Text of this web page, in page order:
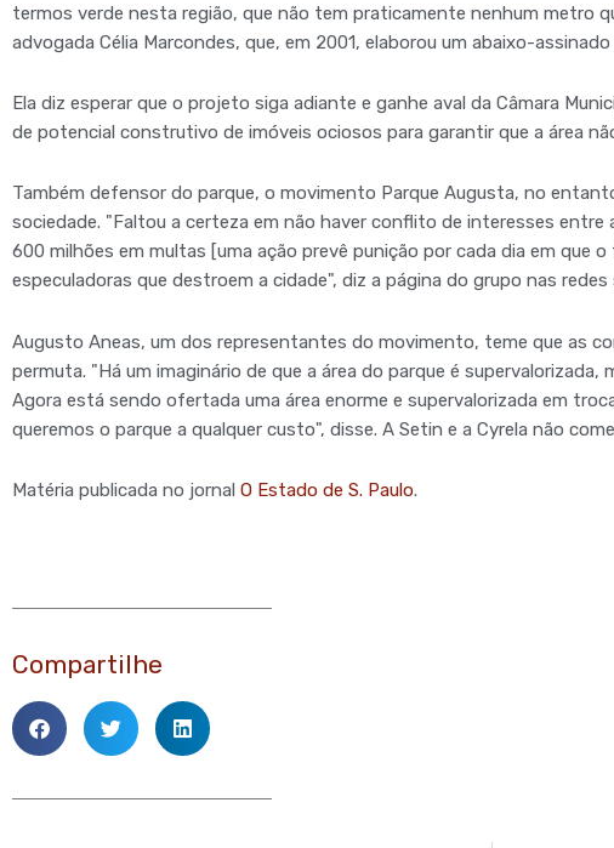
termos verde nesta região, que não tem praticamente nenhum metro
advogada Célia Marcondes, que, em 2001, elaborou um abaixo-
Ela diz esperar que o projeto siga adiante e ganhe aval da Câmara
de potencial construtivo de imóveis ociosos para garantir que a área
Também defensor do parque, o movimento Parque Augusta, no
sociedade. "Faltou a certeza em não haver conflito de interesses entre
600 milhões em multas [uma ação prevê punição por cada dia em que
especuladoras que destroem a cidade", diz a página do grupo nas redes
Augusto Aneas, um dos representantes do movimento, teme que as
permuta. "Há um imaginário de que a área do parque é
Agora está sendo ofertada uma área enorme e supervalorizada em
queremos o parque a qualquer custo", disse. A Setin e a Cyrela não
Matéria publicada no jornal O Estado de S. Paulo.
Compartilhe